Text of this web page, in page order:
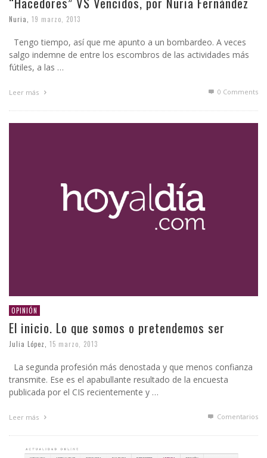
Nuria 19 marzo, 2013
Tengo tiempo, así que me apunto a un bombardeo. A veces
salgo indemne de entre los escombros de las actividades más
fútiles, a las …
Leer más 0 Comments
OPINIÓN
El inicio. Lo que somos o pretendemos ser
Julia López 15 marzo, 2013
La segunda profesión más denostada y que menos confianza
transmite. Ese es el apabullante resultado de la encuesta
publicada por el CIS recientemente y …
Leer más Comentarios